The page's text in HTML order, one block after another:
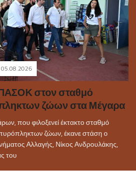
05.08.2026
στον σταθμό
ζώων στα Μέγαρα
που φιλοξενεί έκτακτο σταθμό
ζώων, έκανε στάση ο
Αλλαγής, Νίκος Ανδρουλάκης,
του